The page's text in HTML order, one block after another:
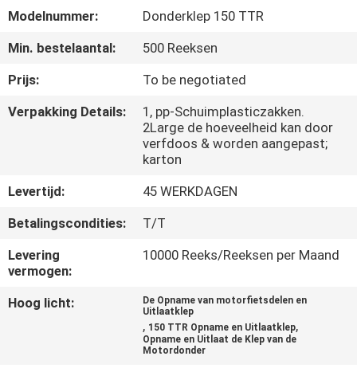
KWALITEITSCONTROLE
VRAAG
EEN
OFFERTE
PRIVACYBELEID
Modelnummer:
Donderklep 150 TTR
Min. bestelaantal:
500 Reeksen
Prijs:
To be negotiated
Verpakking Details:
1, pp-Schuimplasticzakken.
2Large de hoeveelheid kan door
verfdoos & worden aangepast;
karton
Levertijd:
45 WERKDAGEN
Betalingscondities:
T/T
Levering
vermogen:
10000 Reeks/Reeksen per Maand
Hoog licht:
De Opname van motorfietsdelen en
Uitlaatklep
, 150 TTR Opname en Uitlaatklep,
Opname en Uitlaat de Klep van de
Motordonder